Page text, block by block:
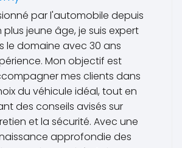
par l'automobile depuis
plus jeune âge, je suis expert
le domaine avec 30 ans
Mon objectif est
mes clients dans
du véhicule idéal, tout en
des conseils avisés sur
et la sécurité. Avec une
approfondie des